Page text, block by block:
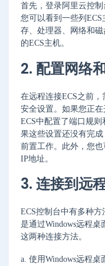
首先，登录阿里云控制
您可以看到一些列
存、处理器、网络和
的ECS主机。
2. 配置网络
在远程连接ECS之前
安全设置。如果您正
ECS中配置了端口规
果这些设置还没有完
前置工作。此外，您
IP地址。
3. 连接到远
ECS控制台中有多种
是通过Windows远程
这两种连接方法。
a. 使用Windows远程桌